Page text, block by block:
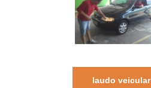
laudo veicular